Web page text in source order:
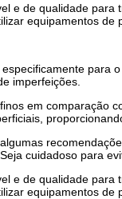
e de qualidade
equipamentos
imperfeições.
em comparação
cuidadoso para
e de qualidade
equipamentos